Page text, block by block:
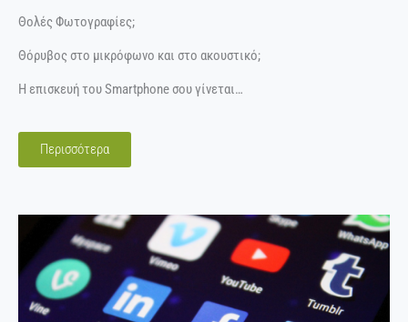
Θολές Φωτογραφίες;
Θόρυβος στο μικρόφωνο και στο ακουστικό;
Η επισκευή του Smartphone σου γίνεται…
Περισσότερα